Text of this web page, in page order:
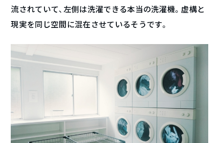
流されていて、左側は洗濯できる本当の洗濯機。虚構と
現実を同じ空間に混在させているそうです。